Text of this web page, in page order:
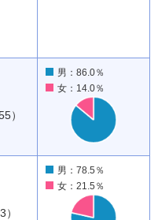
）
男：86.0％
女：14.0％
男：78.5％
女：21.5％